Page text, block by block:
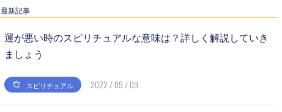
結婚
セックス
離婚・不倫
カード占い
おもしろ占い
メール占い
パワースポット
オカルト
癒し
旅行
最新記事
運が悪い時のスピリチュアルな意味は？詳しく解説していき
ましょう
スピリチュアル 2022 / 09 / 09